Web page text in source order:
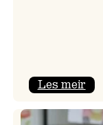
Les meir:
frå